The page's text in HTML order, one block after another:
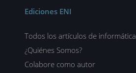
Ediciones ENI
Todos los artículos de informática
¿Quiénes Somos?
Colabore como autor